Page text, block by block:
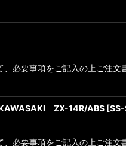
必要事項をご記入の上ご
ZX-14R/ABS [SS-
必要事項をご記入の上ご注